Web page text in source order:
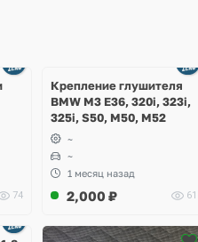
74
Крепление глушителя
BMW M3 E36, 320i, 323i,
325i, S50, M50, M52
~
~
1 месяц назад
2,000 ₽ 61
2 фото